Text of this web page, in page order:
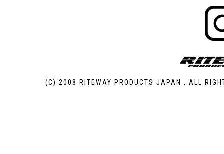
(C) 2008 RITEWAY PRODUCTS JAPAN . ALL